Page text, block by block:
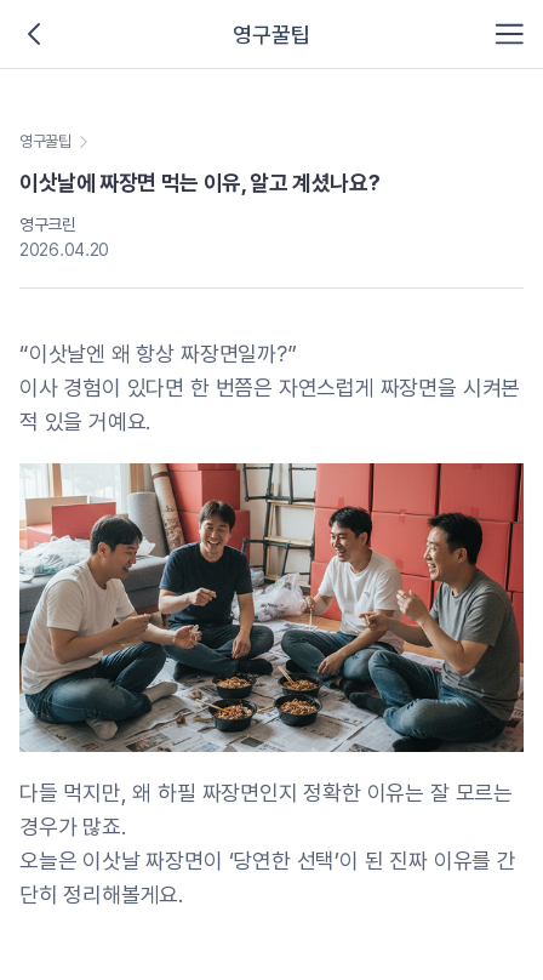
영구꿀팁
영구꿀팁
이삿날에 짜장면 먹는 이유, 알고 계셨나요?
영구크린
2026.04.20
“이삿날엔 왜 항상 짜장면일까?”
이사 경험이 있다면 한 번쯤은 자연스럽게 짜장면을 시켜본
적 있을 거예요.
다들 먹지만, 왜 하필 짜장면인지 정확한 이유는 잘 모르는
경우가 많죠.
오늘은 이삿날 짜장면이 ‘당연한 선택’이 된 진짜 이유를 간
단히 정리해볼게요.